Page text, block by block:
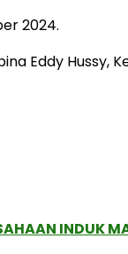
2024.
Eddy
INDUK